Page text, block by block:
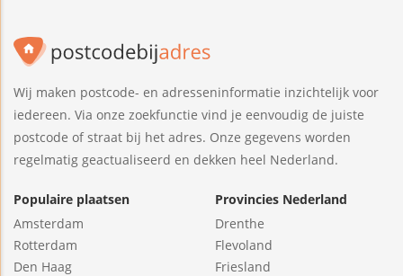
Wij maken postcode- en adresseninformatie inzichtelijk voor
iedereen. Via onze zoekfunctie vind je eenvoudig de juiste
postcode of straat bij het adres. Onze gegevens worden
regelmatig geactualiseerd en dekken heel Nederland.
Populaire plaatsen
Amsterdam
Rotterdam
Den Haag
Provincies Nederland
Drenthe
Flevoland
Friesland